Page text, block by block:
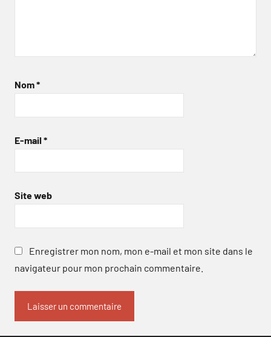
Nom*
E-mail *
Site web
Enregistrer mon nom, mon e-mail et mon site dans le
navigateur pour mon prochain commentaire.